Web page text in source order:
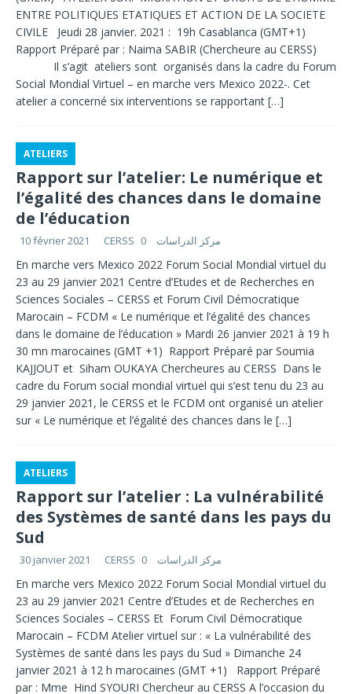
ENTRE POLITIQUES ETATIQUES ET ACTION DE LA SOCIETE
CIVILE Jeudi 28 janvier. 2021 : 19h Casablanca (GMT+1)
Rapport Préparé par : Naima SABIR (Chercheure au CERSS)
Il s’agit ateliers sont organisés dans la cadre du Forum
Social Mondial Virtuel – en marche vers Mexico 2022-. Cet
atelier a concerné six interventions se rapportant […]
ATELIERS
Rapport sur l’atelier: Le numérique et
l’égalité des chances dans le domaine
de l’éducation
10 février 2021 CERSS مركز الدراسات 0
En marche vers Mexico 2022 Forum Social Mondial virtuel du
23 au 29 janvier 2021 Centre d’Etudes et de Recherches en
Sciences Sociales – CERSS et Forum Civil Démocratique
Marocain – FCDM « Le numérique et l’égalité des chances
dans le domaine de l’éducation » Mardi 26 janvier 2021 à 19 h
30 mn marocaines (GMT +1) Rapport Préparé par Soumia
KAJJOUT et Siham OUKAYA Chercheures au CERSS Dans le
cadre du Forum social mondial virtuel qui s’est tenu du 23 au
29 janvier 2021, le CERSS et le FCDM ont organisé un atelier
sur « Le numérique et l’égalité des chances dans le […]
ATELIERS
Rapport sur l’atelier : La vulnérabilité
des Systèmes de santé dans les pays du
Sud
30 janvier 2021 CERSS مركز الدراسات 0
En marche vers Mexico 2022 Forum Social Mondial virtuel du
23 au 29 janvier 2021 Centre d’Etudes et de Recherches en
Sciences Sociales – CERSS Et Forum Civil Démocratique
Marocain – FCDM Atelier virtuel sur : « La vulnérabilité des
Systèmes de santé dans les pays du Sud » Dimanche 24
janvier 2021 à 12 h marocaines (GMT +1) Rapport Préparé
par : Mme Hind SYOURI Chercheur au CERSS A l’occasion du